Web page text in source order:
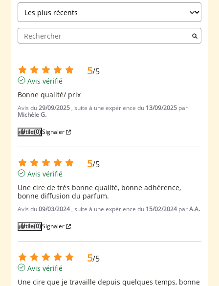
5/5
Avis vérifié
Bonne qualité/ prix
Avis du29/09/2025 , suite à une expérience du 13/09/2025 par
Michèle G.
Utile(0)Signaler
5/5
Avis vérifié
Une cire de très bonne qualité, bonne adhérence,
bonne diffusion du parfum.
Avis du09/03/2024 , suite à une expérience du 15/02/2024 parA.A.
Utile(0)Signaler
5/5
Avis vérifié
Une cire que je travaille depuis quelques temps, bonne